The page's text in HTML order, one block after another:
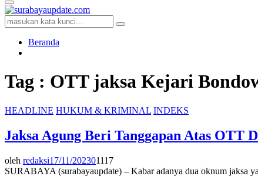
Primary
Menu
Search
for:
Search
Beranda
Tag : OTT jaksa Kejari
HEADLINE HUKUM & KRIMINAL INDEKS
Jaksa Agung Beri Tanggapan Atas OTT
oleh redaksi17/11/202301117
SURABAYA (surabayaupdate) – Kabar adanya dua oknum jaksa